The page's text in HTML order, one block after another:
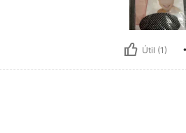
Útil (1)